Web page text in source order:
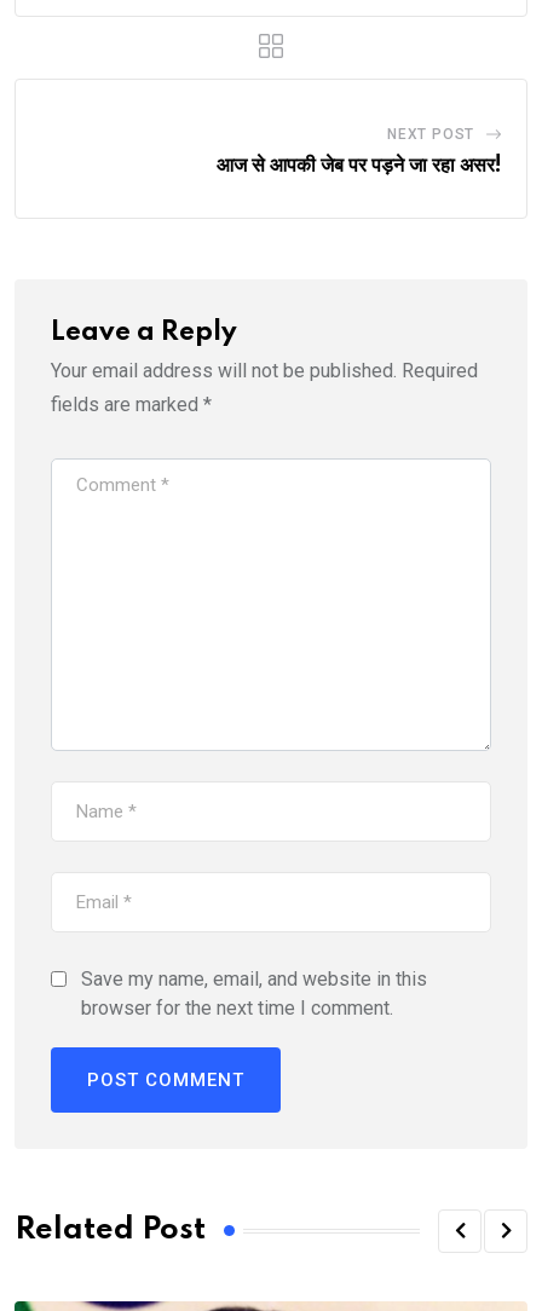
NEXT POST
आज से आपकी जेब पर पड़ने जा रहा असर!
Leave a Reply
Your email address will not be published. Required
fields are marked *
Save my name, email, and website in this
browser for the next time I comment.
Related Post